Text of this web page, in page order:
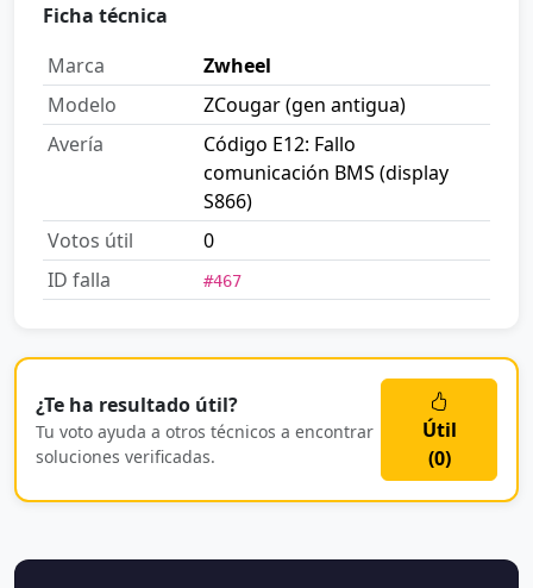
Ficha técnica
Marca
Zwheel
Modelo
ZCougar (gen antigua)
Avería
Código E12: Fallo
comunicación BMS (display
S866)
Votos útil
0
ID falla
#467
¿Te ha resultado útil?
Tu voto ayuda a otros técnicos a encontrar
soluciones verificadas.
Útil
(0)